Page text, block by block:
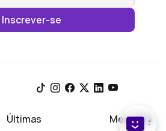
Inscrever-se
Últimas Meu Tela